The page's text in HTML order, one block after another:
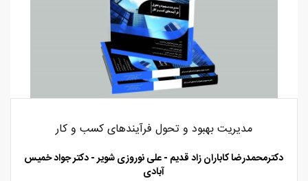
مدیریت بهبود و تحول فرآیندهای کسب و کار
دکترمحمدرضا کاباران زاد قدیم - علی نوروزی شویر - دکتر جواد خمیس
آبادی